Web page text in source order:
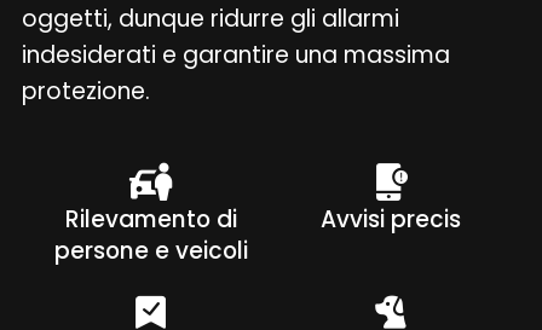
oggetti, dunque ridurre gli allarmi
indesiderati e garantire una massima
protezione.
Rilevamento di
persone e veicoli
Avvisi precis